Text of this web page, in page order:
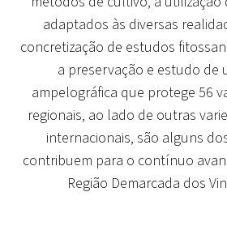
adaptados às diversas
concretização de estudos
a preservação e estudo de
ampelográfica que protege 56
regionais, ao lado de outras
internacionais, são alguns
contribuem para o contínuo
Região Demarcada dos